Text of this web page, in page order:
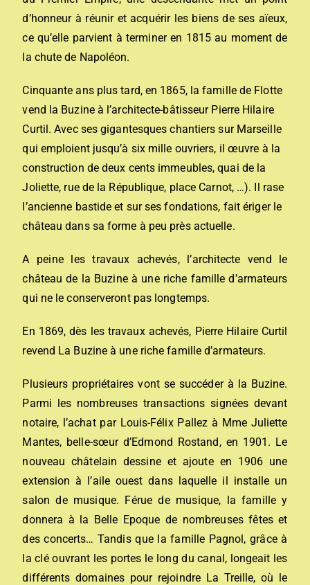
d’honneur à réunir et acquérir les biens de ses aïeux,
ce qu’elle parvient à terminer en 1815 au moment de
la chute de Napoléon.
Cinquante ans plus tard, en 1865, la famille de Flotte
vend la Buzine à l’architecte-bâtisseur Pierre Hilaire
Curtil. Avec ses gigantesques chantiers sur Marseille
qui emploient jusqu’à six mille ouvriers, il œuvre à la
construction de deux cents immeubles, quai de la
Joliette, rue de la République, place Carnot, …). Il rase
l’ancienne bastide et sur ses fondations, fait ériger le
château dans sa forme à peu près actuelle.
A peine les travaux achevés, l’architecte vend le
château de la Buzine à une riche famille d’armateurs
qui ne le conserveront pas longtemps.
En 1869, dès les travaux achevés, Pierre Hilaire Curtil
revend La Buzine à une riche famille d’armateurs.
Plusieurs propriétaires vont se succéder à la Buzine.
Parmi les nombreuses transactions signées devant
notaire, l’achat par Louis-Félix Pallez à Mme Juliette
Mantes, belle-sœur d’Edmond Rostand, en 1901. Le
nouveau châtelain dessine et ajoute en 1906 une
extension à l’aile ouest dans laquelle il installe un
salon de musique. Férue de musique, la famille y
donnera à la Belle Epoque de nombreuses fêtes et
des concerts… Tandis que la famille Pagnol, grâce à
la clé ouvrant les portes le long du canal, longeait les
différents domaines pour rejoindre La Treille, où le